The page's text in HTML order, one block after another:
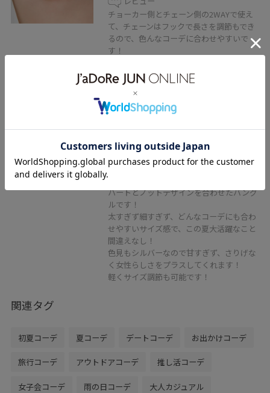
チョーカー側とチェーン側の2WAYで使え
て、チェーンはフックで長さを調節もでき
るので、色んなコーデに合わせやすいで
す！
2BUY10%OFF
VIS
¥1,498
ハートとノットデザインを合わせたバング
ルです！
太すぎず細すぎず、どんなコーデにも合わ
せやすいサイズ感で、この夏大活躍なこと
間違えなし！
色見もシルバーなので甘すぎず、さりげな
く女性らしさをプラスしてくれます！
軽くサイズ調節も可能です！
関連タグ
初夏コーデ 夏コーデ デートコーデ お出かけコーデ
旅行コーデ アウトドアコーデ 推し活コーデ
女子会コーデ 雨の日コーデ 大人カジュアル